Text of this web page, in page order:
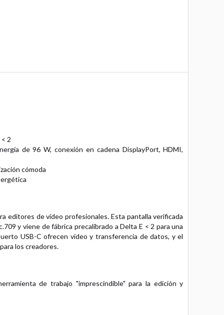
2
de 96 W, conexión en cadena DisplayPort, HDMI,
cómoda
editores de vídeo profesionales. Esta pantalla verificada
y viene de fábrica precalibrado a Delta E < 2 para una
USB-C ofrecen vídeo y transferencia de datos, y el
los creadores.
de trabajo "imprescindible" para la edición y